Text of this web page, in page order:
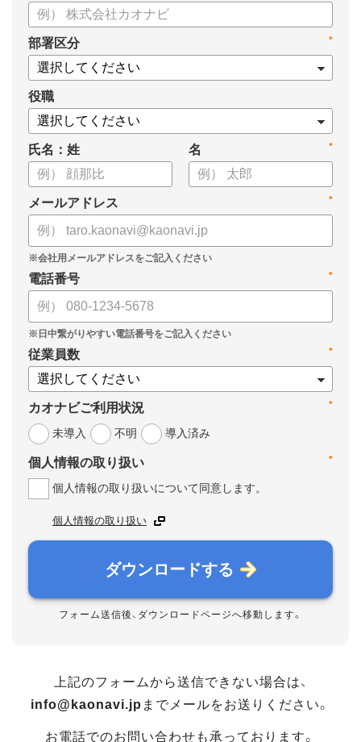
・リスキリングの問題とその解決方法
*
部署区分
役職
氏名：姓 *
名
*
メールアドレス
*
電話番号
*
従業員数
*
カオナビご利用状況
未導入
不明 導入済み
*
個人情報の取り扱い
個人情報の取り扱いについて同意します。
個人情報の取り扱い
ダウンロードする
フォーム送信後、ダウンロードページへ移動します。
上記のフォームから送信できない場合は、
info@kaonavi.jp までメールをお送りください。
お電話でのお問い合わせも承っております。